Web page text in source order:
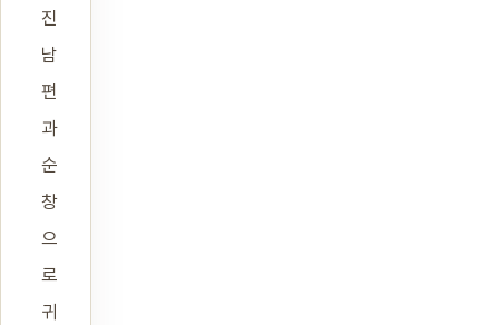
진
남
편
과
순
창
으
로
귀